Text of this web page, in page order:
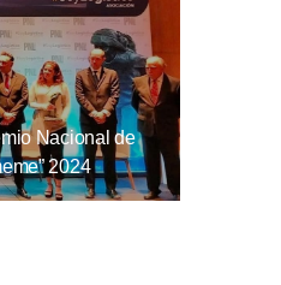
Nacional de
2024